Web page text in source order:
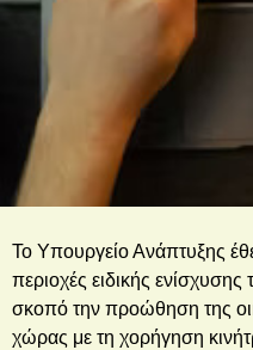
Το Υπουργείο Ανάπτυξης
περιοχές ειδικής
σκοπό την προώθηση της
χώρας με τη χορήγηση